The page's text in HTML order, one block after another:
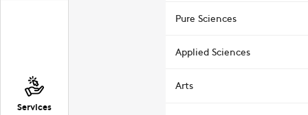
Services
Pure Sciences
Applied Sciences
Arts